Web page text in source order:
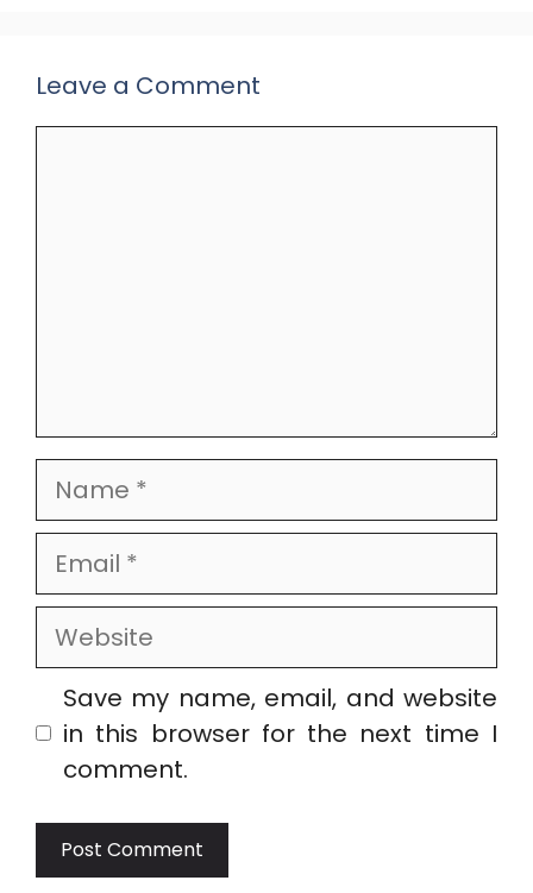
Leave a Comment
Name
Email
Website
Save my name, email, and website
in this browser for the next time I
comment.